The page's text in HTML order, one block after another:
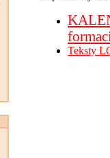
Teksty